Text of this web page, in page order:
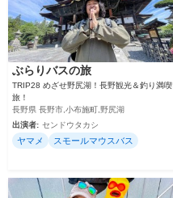
ぶらりバスの旅
TRIP28 めざせ野尻湖！長野観光＆釣り満喫
旅！
長野県 長野市,小布施町,野尻湖
出演者: センドウタカシ
ヤマメ スモールマウスバス